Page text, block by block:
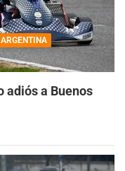
adiós a Buenos